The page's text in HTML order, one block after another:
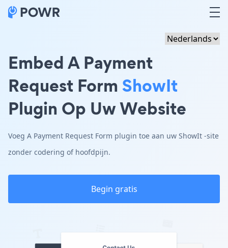
Embed A Payment
Request Form ShowIt
Plugin Op Uw Website
Voeg A Payment Request Form plugin toe aan uw ShowIt -site
zonder codering of hoofdpijn.
Begin gratis